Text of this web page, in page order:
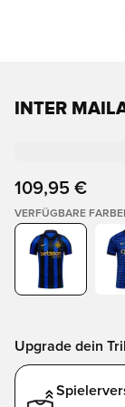
INTER
109,95 €
VERFÜGBARE
Upgrade dein